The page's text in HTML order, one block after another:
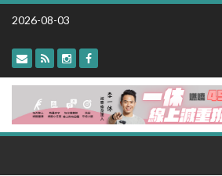
Skip
2026-08-03